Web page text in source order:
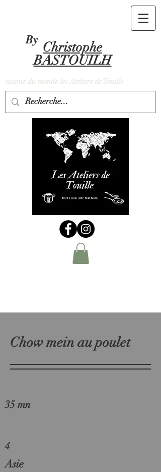
By
Christophe
BASTOUILH
cuisine du monde les Ateliers de Touille
Chow mein au poulet
35 mn
4
Asie